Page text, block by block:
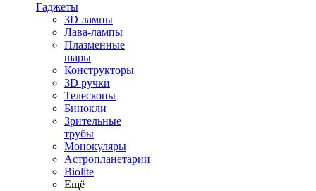
Гаджеты
3D лампы
Лава-лампы
Плазменные
шары
Конструкторы
3D ручки
Телескопы
Бинокли
Зрительные
трубы
Монокуляры
Астропланетарии
Biolite
Ещё